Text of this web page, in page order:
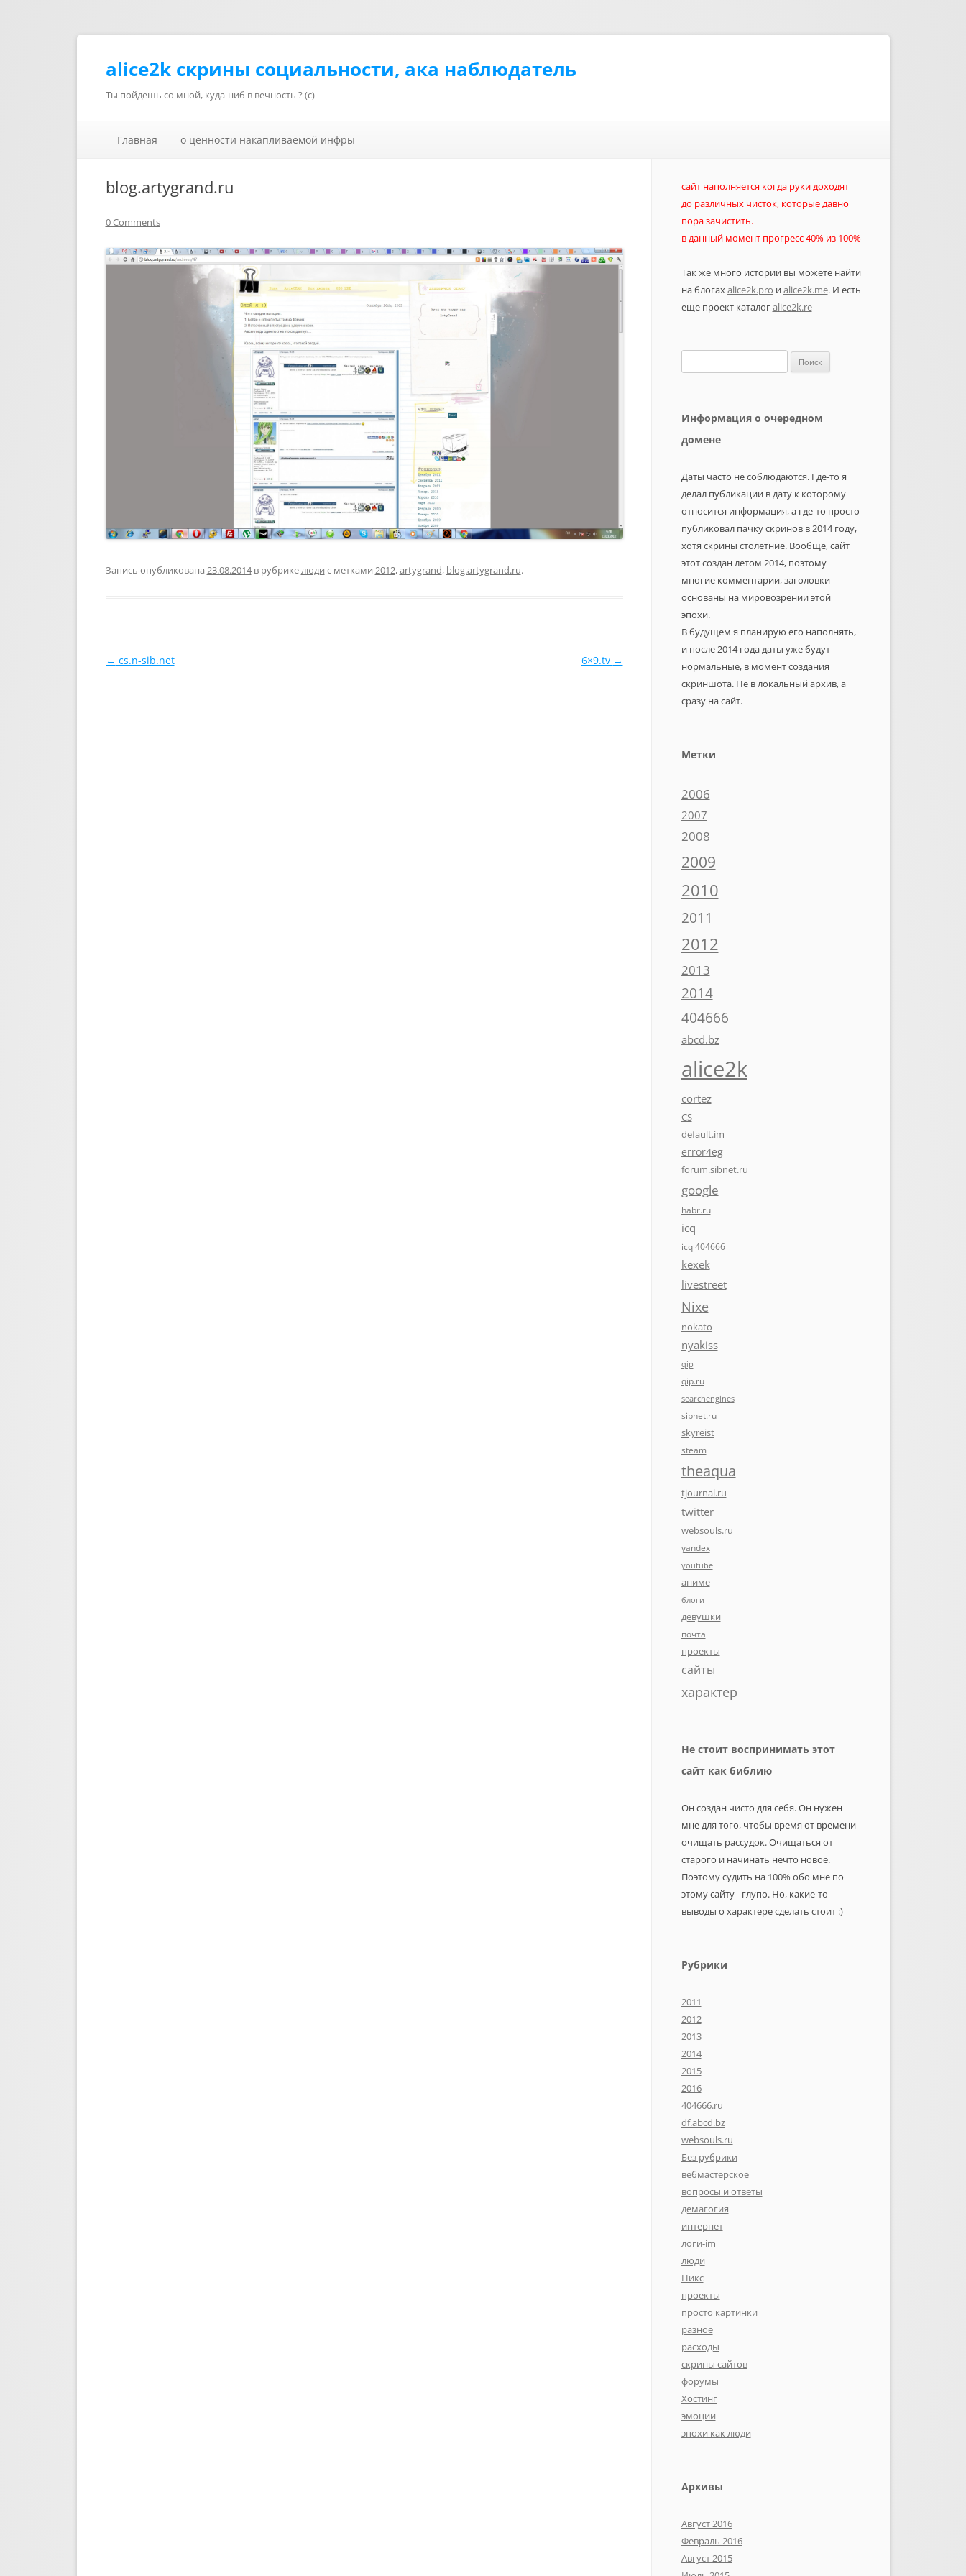
alice2k скрины социальности, ака наблюдатель
Ты пойдешь со мной, куда-ниб в вечность ? (с)
Главная
о ценности накапливаемой инфры
blog.artygrand.ru
0 Comments
Запись опубликована 23.08.2014в рубрикелюди с метками 2012,artygrand, blog.artygrand.ru.
Навигация по записям
← cs.n-sib.net 6×9.tv →
сайт наполняется когда руки доходят
до различных чисток, которые давно
пора зачистить.
в данный момент прогресс 40% из 100%
Так же много истории вы можете найти
на блогахalice2k.pro иalice2k.me. И есть
еще проект каталогalice2k.re
Информация о очередном
домене
Даты часто не соблюдаются. Где-то я
делал публикации в дату к которому
относится информация, а где-то просто
публиковал пачку скринов в 2014 году,
хотя скрины столетние. Вообще, сайт
этот создан летом 2014, поэтому
многие комментарии, заголовки -
основаны на мировозрении этой
эпохи.
В будущем я планирую его наполнять,
и после 2014 года даты уже будут
нормальные, в момент создания
скриншота. Не в локальный архив, а
сразу на сайт.
Метки
2006
2007
2008
2009
2010
2011
2012
2013
2014
404666
abcd.bz
alice2k
cortez
CS
default.im
error4eg
forum.sibnet.ru
google
habr.ru
icq
icq 404666
kexek
livestreet
Nixe
nokato
nyakiss
qip
qip.ru
searchengines
sibnet.ru
skyreist
steam
theaqua
tjournal.ru
twitter
websouls.ru
yandex
youtube
аниме
блоги
девушки
почта
проекты
сайты
характер
Не стоит воспринимать этот
сайт как библию
Он создан чисто для себя. Он нужен
мне для того, чтобы время от времени
очищать рассудок. Очищаться от
старого и начинать нечто новое.
Поэтому судить на 100% обо мне по
этому сайту - глупо. Но, какие-то
выводы о характере сделать стоит :)
Рубрики
2011
2012
2013
2014
2015
2016
404666.ru
df.abcd.bz
websouls.ru
Без рубрики
вебмастерское
вопросы и ответы
демагогия
интернет
логи-im
люди
Никс
проекты
просто картинки
разное
расходы
скрины сайтов
форумы
Хостинг
эмоции
эпохи как люди
Архивы
Август 2016
Февраль 2016
Август 2015